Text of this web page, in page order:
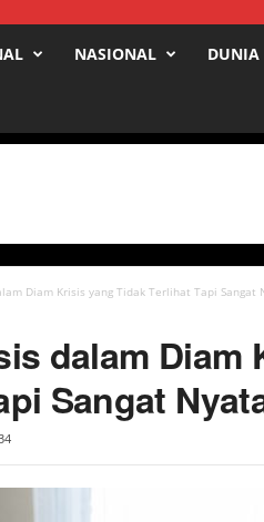
NASIONAL DUNIA
Diam Krisis yang Tidak Terlihat Tapi Sangat
dalam Diam
Sangat